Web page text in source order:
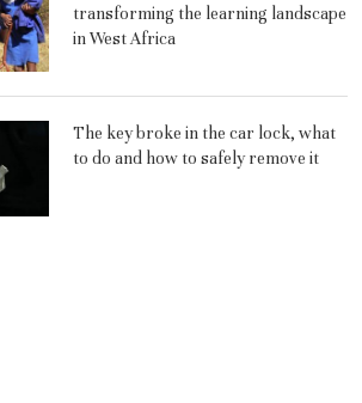
transforming the learning landscape
in West Africa
The key broke in the car lock, what
to do and how to safely remove it